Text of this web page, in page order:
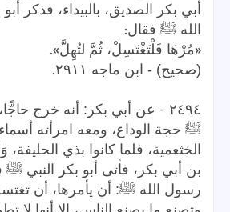
أبي بكر الصديق، بالبيداء، فذكر
الله ﷺ فقال:
«مُرْهَا فَلْتَغْتَسِلْ، ثُمَّ لتُهِلَّ».
(صحيح) - ابن ماجه ٢٩١١ .
٢٤٩٤ - عن أبي بكر: أنه خرج
ﷺ حجة الوداع، ومعه امرأته
الخثعمية، فلما كانوا بذي
بن أبي بكر، فأتى أبو بكر النبي ﷺ
رسول الله ﷺ: أن يأمرها، أن